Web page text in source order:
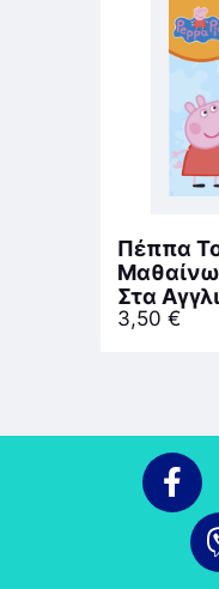
Πέππα
Μαθαίνω
Στα
3,50 €